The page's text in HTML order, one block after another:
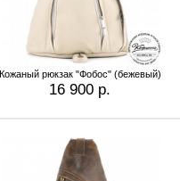
Кожаный рюкзак "Фобос" (бежевый)
16 900 р.